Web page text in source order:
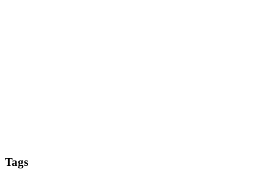
Tags